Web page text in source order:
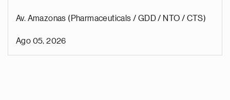
Av. Amazonas (Pharmaceuticals / GDD / NTO / CTS)
Ago 05, 2026